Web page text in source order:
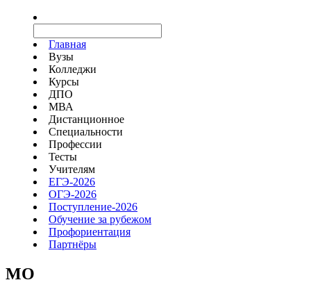
Главная
Вузы
Колледжи
Курсы
ДПО
МВА
Дистанционное
Специальности
Профессии
Тесты
Учителям
ЕГЭ-2026
ОГЭ-2026
Поступление-2026
Обучение за рубежом
Профориентация
Партнёры
MO